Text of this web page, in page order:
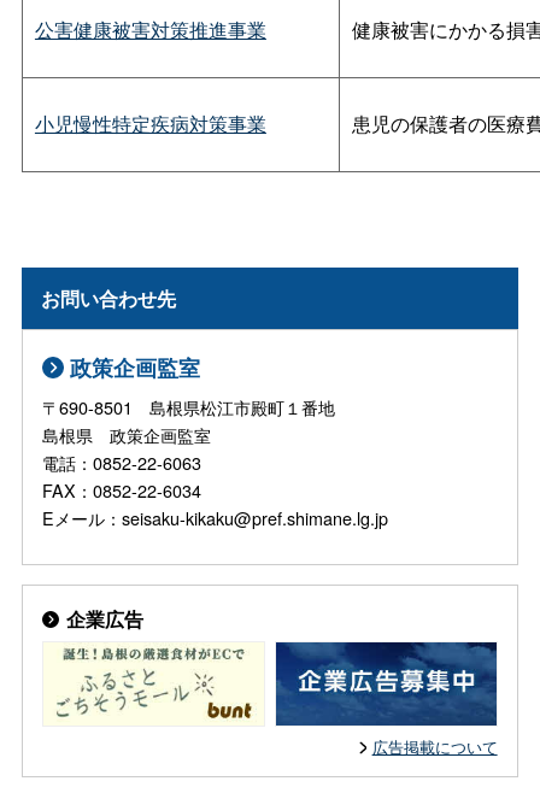
公害健康被害対策推進事業 健康被害にかかる損
小児慢性特定疾病対策事業 患児の保護者の医療
お問い合わせ先
政策企画監室
〒690-8501 島根県松江市殿町１番地
島根県 政策企画監室
電話：0852-22-6063
FAX：0852-22-6034
Eメール：seisaku-kikaku@pref.shimane.lg.jp
企業広告
広告掲載について